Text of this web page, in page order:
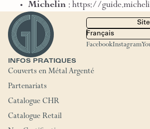
Michelin : https://
FacebookInstagram
INFOS PRATIQUES
Couverts en Métal Argenté
Partenariats
Catalogue CHR
Catalogue Retail